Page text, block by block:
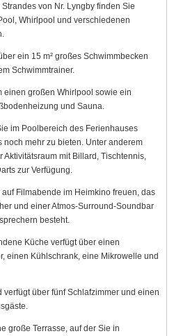
von Nr. Lyngby finden Sie
Whirlpool und verschiedenen
ein 15 m² großes Schwimmbecken
Schwimmtrainer.
einen großen Whirlpool sowie ein
und Sauna.
im Poolbereich des Ferienhauses
mehr zu bieten. Unter anderem
mit Billard, Tischtennis,
zur Verfügung.
Filmabende im Heimkino freuen, das
und einer Atmos-Surround-Soundbar
besteht.
Küche verfügt über einen
einen Kühlschrank, eine Mikrowelle und
über fünf Schlafzimmer und einen
große Terrasse, auf der Sie in